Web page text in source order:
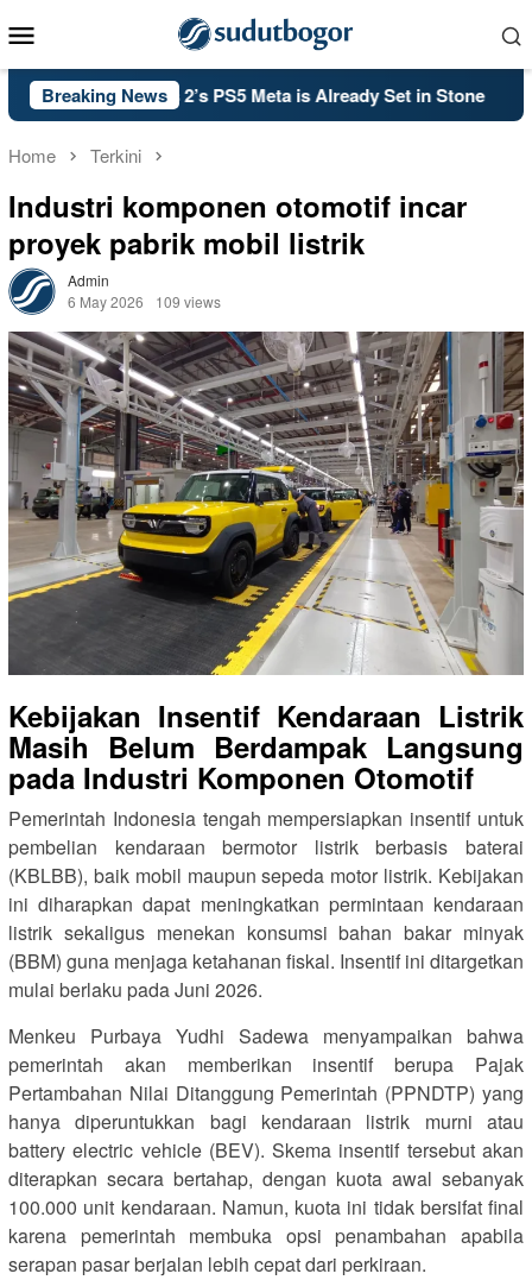
to
Menu
Breaking News
Black Ops 2’s PS5 Meta is Already Set in Stone
Home Terkini
Industri komponen otomotif incar
proyek pabrik mobil listrik
Admin
6 May 2026
109 views
Kebijakan Insentif Kendaraan Listrik
Masih Belum Berdampak Langsung
pada Industri Komponen Otomotif
Pemerintah Indonesia tengah mempersiapkan insentif untuk
pembelian kendaraan bermotor listrik berbasis baterai
(KBLBB), baik mobil maupun sepeda motor listrik. Kebijakan
ini diharapkan dapat meningkatkan permintaan kendaraan
listrik sekaligus menekan konsumsi bahan bakar minyak
(BBM) guna menjaga ketahanan fiskal. Insentif ini ditargetkan
mulai berlaku pada Juni 2026.
Menkeu Purbaya Yudhi Sadewa menyampaikan bahwa
pemerintah akan memberikan insentif berupa Pajak
Pertambahan Nilai Ditanggung Pemerintah (PPNDTP) yang
hanya diperuntukkan bagi kendaraan listrik murni atau
battery electric vehicle (BEV). Skema insentif tersebut akan
diterapkan secara bertahap, dengan kuota awal sebanyak
100.000 unit kendaraan. Namun, kuota ini tidak bersifat final
karena pemerintah membuka opsi penambahan apabila
serapan pasar berjalan lebih cepat dari perkiraan.